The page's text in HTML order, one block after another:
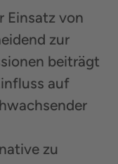
Einsatz von
zur
beiträgt
auf
zu